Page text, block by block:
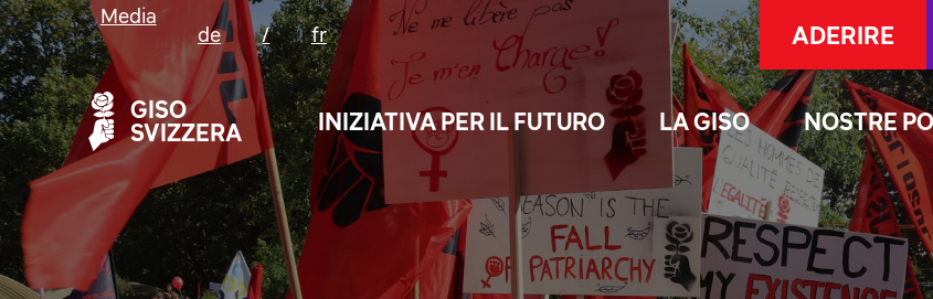
GISO
SVIZZERA
INIZIATIVA PER IL FUTURO LA GISO NOSTRE
Media
de
/ fr ADERIRE